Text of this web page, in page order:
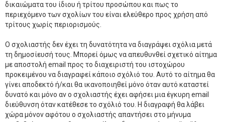
δικαιώματα του ίδιου ή τρίτου προσώπου και πως το
περιεχόμενο των σχολίων του είναι ελεύθερο προς χρήση από
τρίτους χωρίς περιορισμούς.
Ο σχολιαστής δεν έχει τη δυνατότητα να διαγράψει σχόλια μετά
τη δημοσίευσή τους. Μπορεί όμως να απευθυνθεί σχετικό αίτημα
με απoστολή email προς το διαχειριστή του ιστοχώρου
προκειμένου να διαγραφεί κάποιο σχόλιό του. Αυτό το αίτημα θα
γίνει αποδεκτό ή/και θα ικανοποιηθεί μόνο όταν αυτό καταστεί
δυνατό και μόνο αν ο σχολιαστής έχει αφήσει μια έγκυρη email
διεύθυνση όταν κατέθεσε το σχόλιό του. Η διαγραφή θα λάβει
χώρα μόνον αφότου ο σχολιαστής απαντήσει στο μήνυμα